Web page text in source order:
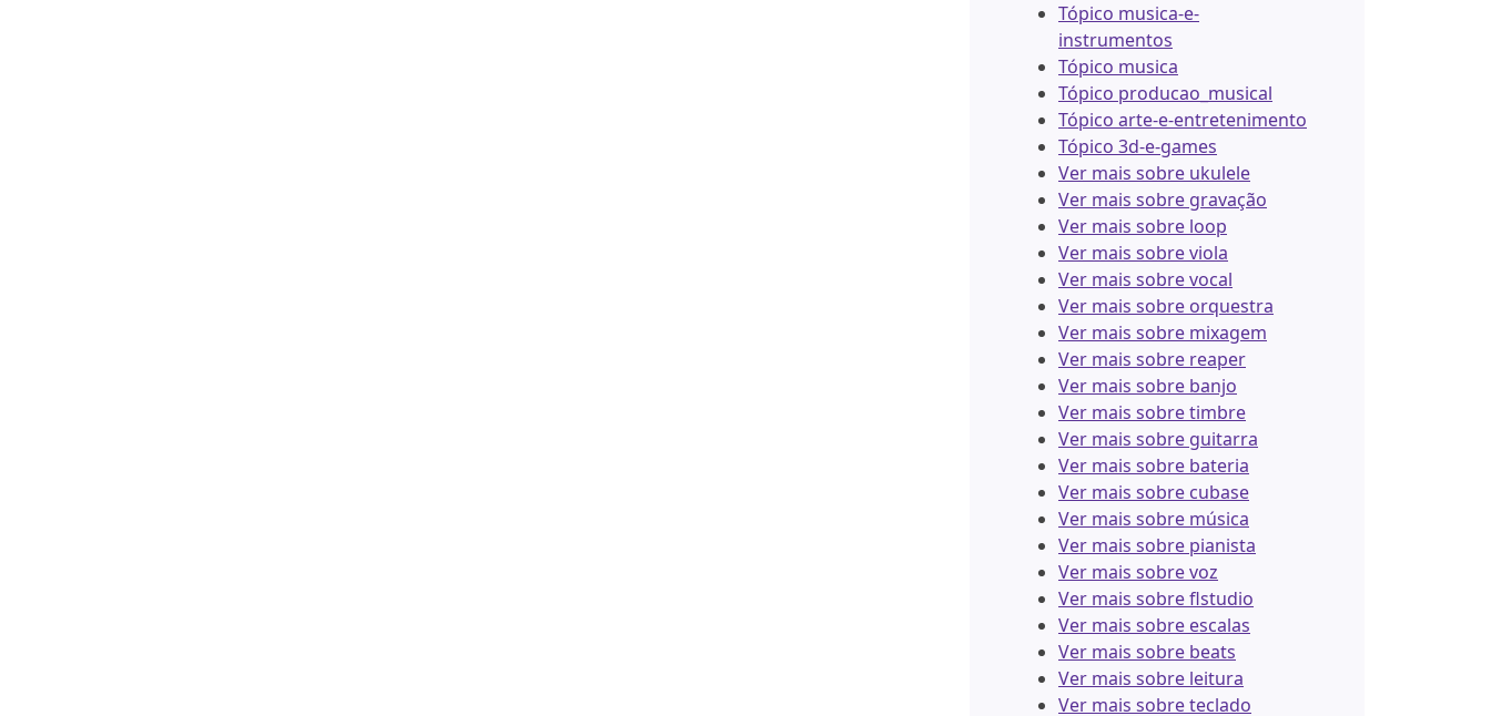
Tópico musica-e-
instrumentos
Tópico musica
Tópico producao_musical
Tópico arte-e-entretenimento
Tópico 3d-e-games
Ver mais sobre ukulele
Ver mais sobre gravação
Ver mais sobre loop
Ver mais sobre viola
Ver mais sobre vocal
Ver mais sobre orquestra
Ver mais sobre mixagem
Ver mais sobre reaper
Ver mais sobre banjo
Ver mais sobre timbre
Ver mais sobre guitarra
Ver mais sobre bateria
Ver mais sobre cubase
Ver mais sobre música
Ver mais sobre pianista
Ver mais sobre voz
Ver mais sobre flstudio
Ver mais sobre escalas
Ver mais sobre beats
Ver mais sobre leitura
Ver mais sobre teclado